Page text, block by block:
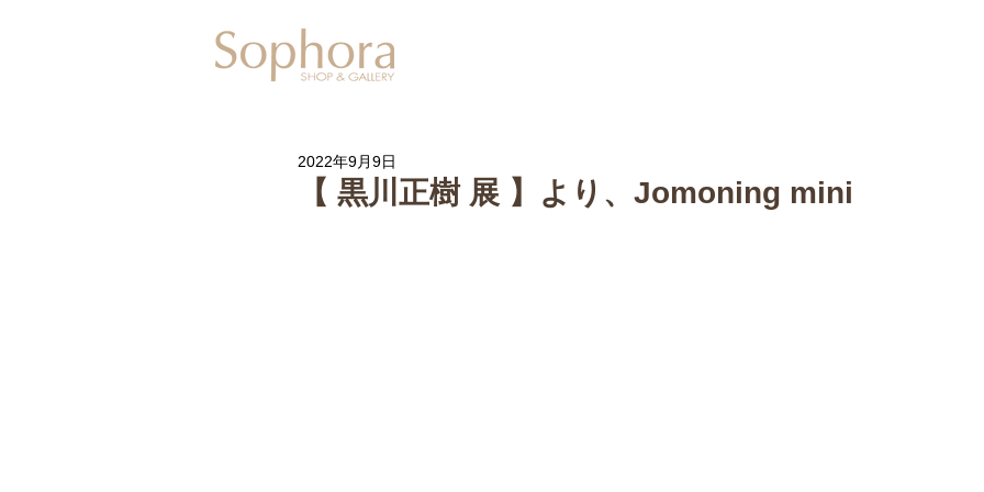
【 黒川正樹 展 】より、Jomoning mini
2022年9月9日